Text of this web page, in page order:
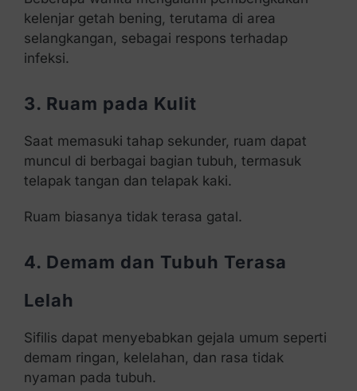
kelenjar getah bening, terutama di area
selangkangan, sebagai respons terhadap
infeksi.
3. Ruam pada Kulit
Saat memasuki tahap sekunder, ruam dapat
muncul di berbagai bagian tubuh, termasuk
telapak tangan dan telapak kaki.
Ruam biasanya tidak terasa gatal.
4. Demam dan Tubuh Terasa
Lelah
Sifilis dapat menyebabkan gejala umum seperti
demam ringan, kelelahan, dan rasa tidak
nyaman pada tubuh.